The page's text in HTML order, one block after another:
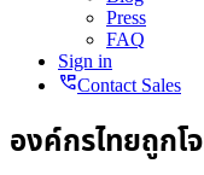
Press
FAQ
Sign in
perm_phone_msgContact Sales
องค์กรไทยถูกโ